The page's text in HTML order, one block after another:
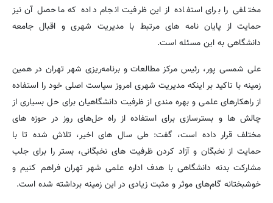
مختلفی را برای استفاده از این ظرفیت انجام داده که ماحصل آن نیز
حمایت از پایان نامه های مرتبط با مدیریت شهری و اقبال جامعه
دانشگاهی به این مسئله است.
علی شمسی پور، رئیس مرکز مطالعات و برنامه‌ریزی شهر تهران در همین
زمینه با تاکید بر اینکه مدیریت شهری امروز سیاست اصلی خود را استفاده
از راهکارهای علمی و بهره مندی از ظرفیت دانشگاهیان برای حل بسیاری از
چالش ها و بسترسازی برای استفاده از راه حل‌های روز در حوزه های
مختلف قرار داده است، گفت: طی سال های اخیر، تلاش شده تا با
حمایت از نخبگان و آزاد کردن ظرفیت های نخبگانی، بستر را برای جلب
مشارکت بدنه دانشگاهی با هدف اداره علمی شهر تهران فراهم کنیم و
خوشبختانه گام‌های موثر و مثبت زیادی در این زمینه برداشته شده است.